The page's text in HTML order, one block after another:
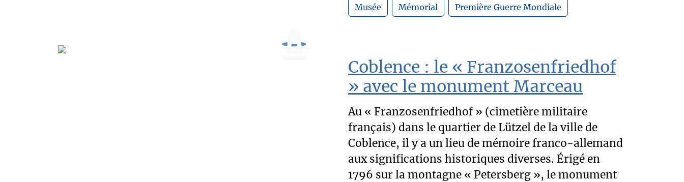
Musée Mémorial Première Guerre Mondiale
Coblence : le « Franzosenfriedhof
» avec le monument Marceau
Au « Franzosenfriedhof » (cimetière militaire
français) dans le quartier de Lützel de la ville de
Coblence, il y a un lieu de mémoire franco-allemand
aux significations historiques diverses. Érigé en
1796 sur la montagne « Petersberg », le monument